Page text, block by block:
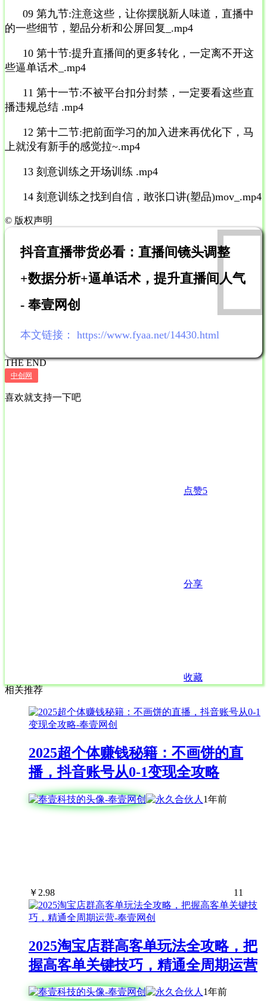
09 第九节:注意这些，让你摆脱新人味道，直播中
的一些细节，塑品分析和公屏回复_.mp4
10 第十节:提升直播间的更多转化，一定离不开这
些逼单话术_.mp4
11 第十一节:不被平台扣分封禁，一定要看这些直
播违规总结 .mp4
12 第十二节:把前面学习的加入进来再优化下，马
上就没有新手的感觉拉~.mp4
13 刻意训练之开场训练 .mp4
14 刻意训练之找到自信，敢张口讲(塑品)mov_.mp4
© 版权声明
抖音直播带货必看：直播间镜头调整
+数据分析+逼单话术，提升直播间人气
- 奉壹网创
本文链接： https://www.fyaa.net/14430.html
THE END
中创网
喜欢就支持一下吧
点赞5
分享
收藏
相关推荐
2025超个体赚钱秘籍：不画饼的直
播，抖音账号从0-1变现全攻略
1年前
￥ 2.98 11
2025淘宝店群高客单玩法全攻略，把
握高客单关键技巧，精通全周期运营
1年前